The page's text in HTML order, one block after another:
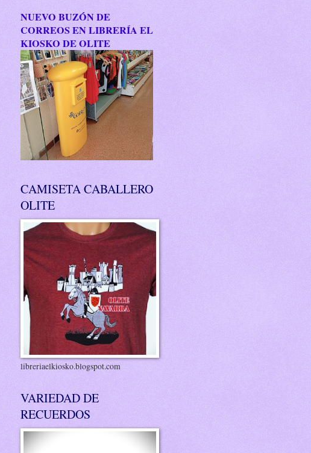
NUEVO BUZÓN DE
CORREOS EN LIBRERÍA EL
KIOSKO DE OLITE
CAMISETA CABALLERO
OLITE
libreriaelkiosko.blogspot.com
VARIEDAD DE
RECUERDOS